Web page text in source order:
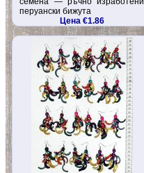
перуански бижута
Цена €1.86